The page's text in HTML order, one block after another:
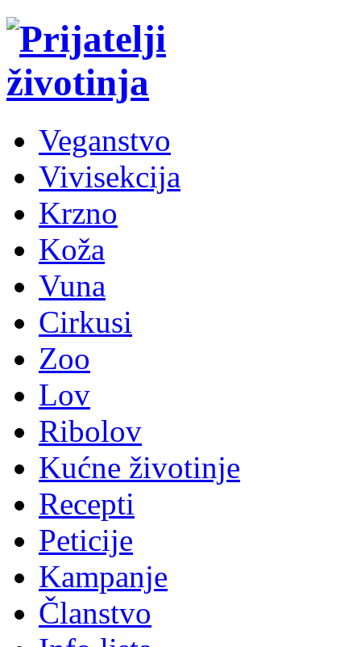
Veganstvo
Vivisekcija
Krzno
Koža
Vuna
Cirkusi
Zoo
Lov
Ribolov
Kućne životinje
Recepti
Peticije
Kampanje
Članstvo